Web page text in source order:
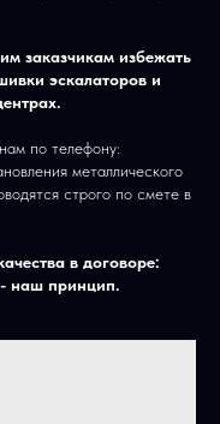
заказчикам избежать
эскалаторов и
по телефону:
металлического
строго по смете в
в договоре:
наш принцип.